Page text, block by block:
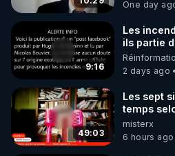
code : REGENERE10
▶ 30 jours gratuit sur
de bien-être ENVOL :
Rendez-vous sur https://
le code : REGENERE
One day
9:16
Les
ils partie
débuté le
?
2 days ago
49:03
Les sept
temps
misterx
6 hours ago